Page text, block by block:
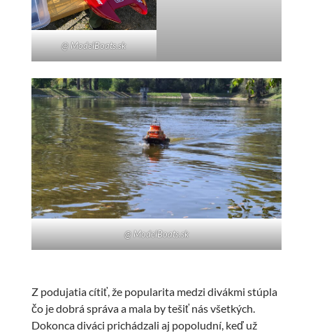
@ ModelBoats.sk
@ ModelBoats.sk
Z podujatia cítiť, že popularita medzi divákmi stúpla
čo je dobrá správa a mala by tešiť nás všetkých.
Dokonca diváci prichádzali aj popoludní, keď už